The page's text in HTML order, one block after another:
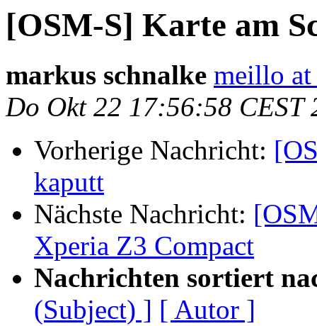
[OSM-S] Karte am
markus schnalke meillo at
Do Okt 22 17:56:58 CEST
Vorherige Nachricht:
kaputt
Nächste Nachricht:
Xperia Z3 Compact
Nachrichten sortiert
(Subject) ] [ Autor ]